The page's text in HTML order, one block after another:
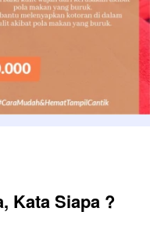
Kata Siapa ?